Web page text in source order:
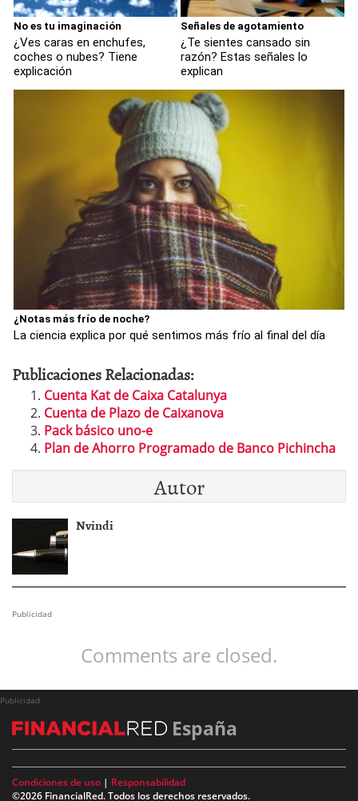
No es tu imaginación
¿Ves caras en enchufes,
coches o nubes? Tiene
explicación
Señales de agotamiento
¿Te sientes cansado sin
razón? Estas señales lo
explican
¿Notas más frío de noche?
La ciencia explica por qué sentimos más frío al final del día
Publicaciones Relacionadas:
Cuenta Kat de Caixa Catalunya
Cuenta de Plazo de Caixanova
Pack básico uno-e
Plan de Ahorro Programado de Banco Pichincha
Autor
Nvindi
Publicidad
Comments are closed.
Publicidad
España
Condiciones de uso | Responsabilidad
©2026 FinancialRed. Todos los derechos reservados.